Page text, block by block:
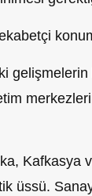
Kafkasya
üssü.